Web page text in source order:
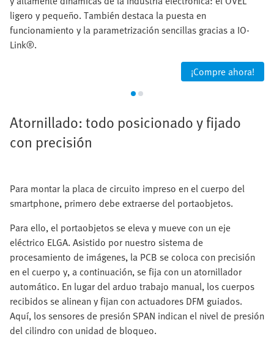
ligero y pequeño. También destaca la puesta en
funcionamiento y la parametrización sencillas gracias a IO-
Link®.
¡Compre ahora!
Atornillado: todo posicionado y fijado
con precisión
Para montar la placa de circuito impreso en el cuerpo del
smartphone, primero debe extraerse del portaobjetos.
Para ello, el portaobjetos se eleva y mueve con un eje
eléctrico ELGA. Asistido por nuestro sistema de
procesamiento de imágenes, la PCB se coloca con precisión
en el cuerpo y, a continuación, se fija con un atornillador
automático. En lugar del arduo trabajo manual, los cuerpos
recibidos se alinean y fijan con actuadores DFM guiados.
Aquí, los sensores de presión SPAN indican el nivel de presión
del cilindro con unidad de bloqueo.